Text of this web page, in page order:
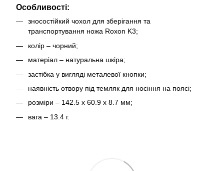
Особливості:
зносостійкий чохол для зберігання та
транспортування ножа Roxon K3;
колір – чорний;
матеріал – натуральна шкіра;
застібка у вигляді металевої кнопки;
наявність отвору під темляк для носіння на поясі;
розміри – 142.5 х 60.9 х 8.7 мм;
вага – 13.4 г.